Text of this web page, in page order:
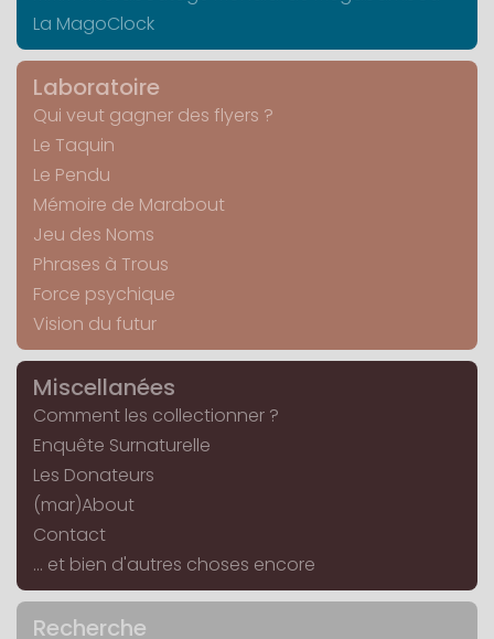
La MagoClock
Laboratoire
Qui veut gagner des flyers ?
Le Taquin
Le Pendu
Mémoire de Marabout
Jeu des Noms
Phrases à Trous
Force psychique
Vision du futur
Miscellanées
Comment les collectionner ?
Enquête Surnaturelle
Les Donateurs
(mar)About
Contact
... et bien d'autres choses encore
Recherche